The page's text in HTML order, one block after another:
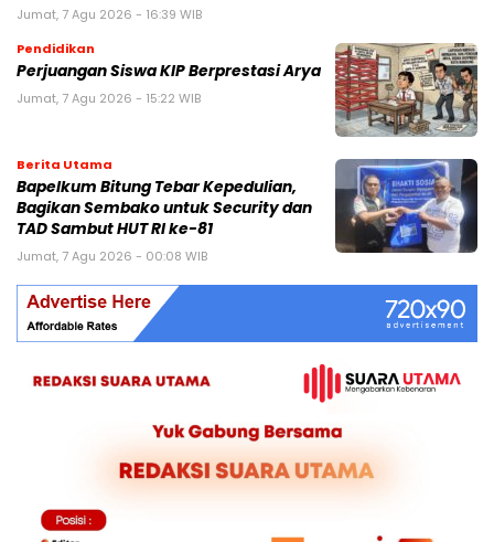
Jumat, 7 Agu 2026 - 16:39 WIB
Pendidikan
Perjuangan Siswa KIP Berprestasi Arya
Jumat, 7 Agu 2026 - 15:22 WIB
Berita Utama
Bapelkum Bitung Tebar Kepedulian,
Bagikan Sembako untuk Security dan
TAD Sambut HUT RI ke-81
Jumat, 7 Agu 2026 - 00:08 WIB